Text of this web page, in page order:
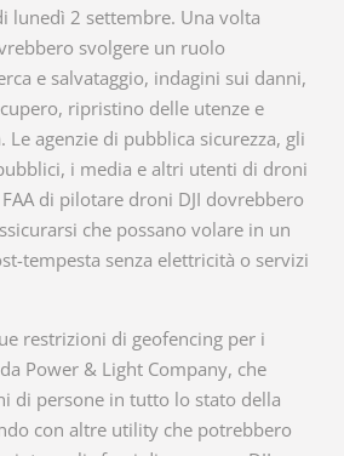
lunedì 2 settembre. Una volta
svolgere un ruolo
e salvataggio, indagini sui danni,
ripristino delle utenze e
agenzie di pubblica sicurezza, gli
i media e altri utenti di droni
di pilotare droni DJI dovrebbero
che possano volare in un
tempesta senza elettricità o servizi
restrizioni di geofencing per i
Power & Light Company, che
di persone in tutto lo stato della
con altre utility che potrebbero